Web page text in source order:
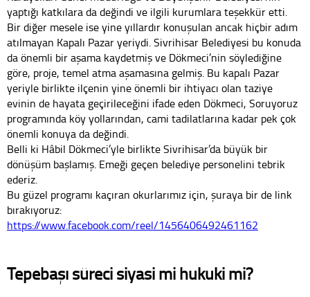
yaptığı katkılara da değindi ve ilgili kurumlara teşekkür etti.
Bir diğer mesele ise yine yıllardır konuşulan ancak hiçbir adım
atılmayan Kapalı Pazar yeriydi. Sivrihisar Belediyesi bu konuda
da önemli bir aşama kaydetmiş ve Dökmeci’nin söylediğine
göre, proje, temel atma aşamasına gelmiş. Bu kapalı Pazar
yeriyle birlikte ilçenin yine önemli bir ihtiyacı olan taziye
evinin de hayata geçirileceğini ifade eden Dökmeci, Soruyoruz
programında köy yollarından, cami tadilatlarına kadar pek çok
önemli konuya da değindi.
Belli ki Hâbil Dökmeci’yle birlikte Sivrihisar’da büyük bir
dönüşüm başlamış. Emeği geçen belediye personelini tebrik
ederiz.
Bu güzel programı kaçıran okurlarımız için, şuraya bir de link
bırakıyoruz:
https://www.facebook.com/reel/1456406492461162
Tepebaşı süreci siyasi mi hukuki mi?